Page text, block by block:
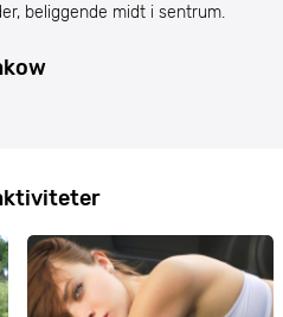
beliggende midt i sentrum.